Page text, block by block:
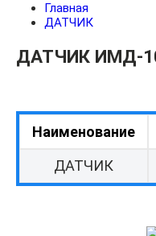
Главная
ДАТЧИК
ДАТЧИК ИМД-
Наименование
ДАТЧИК